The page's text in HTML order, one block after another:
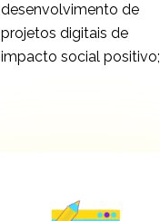
desenvolvimento de
projetos digitais de
impacto social positivo;